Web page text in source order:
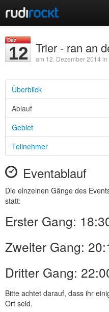
Events
Login
Registrieren
Dez
12 Trier - ran an
am 12. Dezember 2014 in
Überblick
Ablauf
Gebiet
Teilnehmer
Eventablauf
Die einzelnen Gänge des
statt:
Erster Gang:
Zweiter Gang:
Dritter Gang:
Bitte achtet darauf, dass ihr
Ort seid.